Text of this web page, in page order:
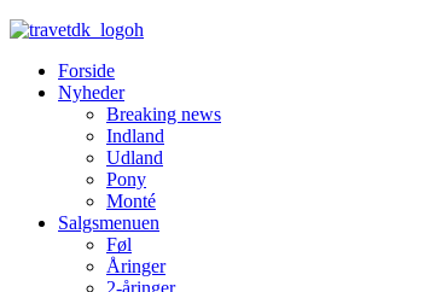
Forside
Nyheder
Breaking news
Indland
Udland
Pony
Monté
Salgsmenuen
Føl
Åringer
2-åringer